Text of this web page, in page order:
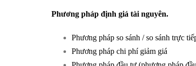
Phương pháp định giá tài nguyên.
Phương pháp so sánh / so sánh trực
Phương pháp chi phí giảm giá